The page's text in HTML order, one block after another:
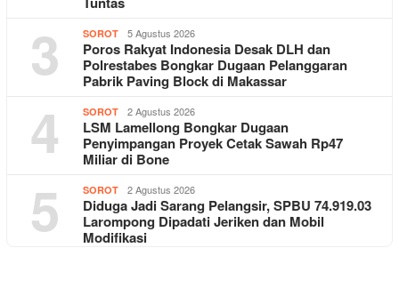
3 SOROT 5 Agustus 2026
Poros Rakyat Indonesia Desak DLH dan
Polrestabes Bongkar Dugaan Pelanggaran
Pabrik Paving Block di Makassar
4 SOROT 2 Agustus 2026
LSM Lamellong Bongkar Dugaan
Penyimpangan Proyek Cetak Sawah Rp47
Miliar di Bone
5 SOROT 2 Agustus 2026
Diduga Jadi Sarang Pelangsir, SPBU 74.919.03
Larompong Dipadati Jeriken dan Mobil
Modifikasi